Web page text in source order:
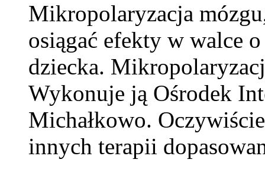
Mikropolaryzacja
osiągać efekty w walce
dziecka.
Wykonuje ją Ośrodek
Michałkowo.
innych terapii